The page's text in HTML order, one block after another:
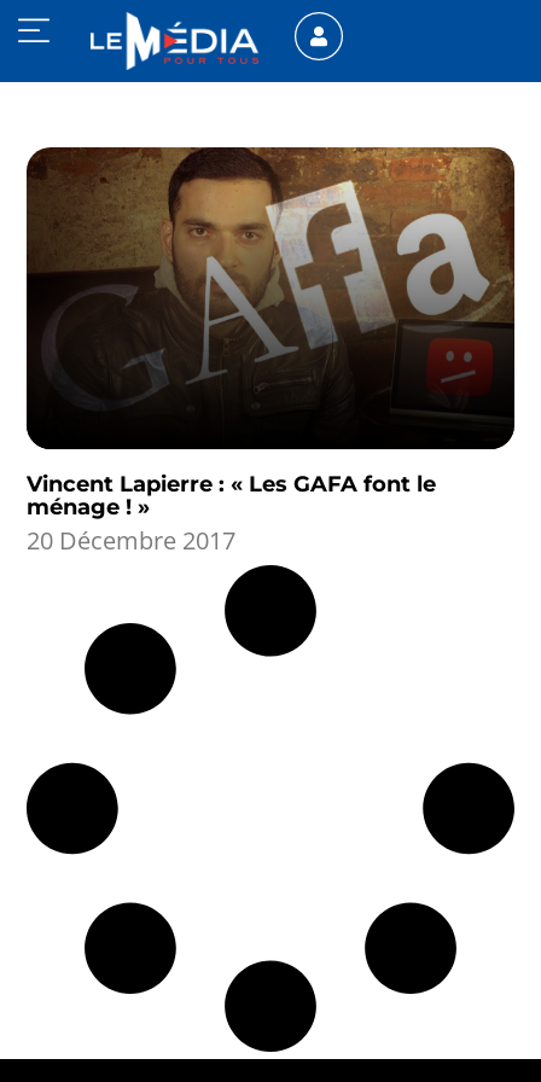
Vincent Lapierre : « Les GAFA font le
ménage ! »
20 Décembre 2017